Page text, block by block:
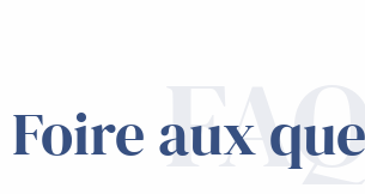
Foire aux